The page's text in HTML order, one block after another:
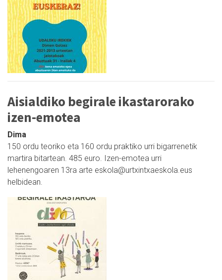
Aisialdiko begirale ikastarorako
izen-emotea
Dima
150 ordu teoriko eta 160 ordu praktiko urri bigarrenetik
martira bitartean. 485 euro. Izen-emotea urri
lehenengoaren 13ra arte eskola@urtxintxaeskola.eus
helbidean.